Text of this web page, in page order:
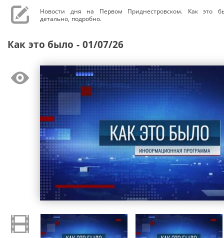
Новости дня на Первом Приднестровском. Как это
детально, подробно.
Как это было - 01/07/26